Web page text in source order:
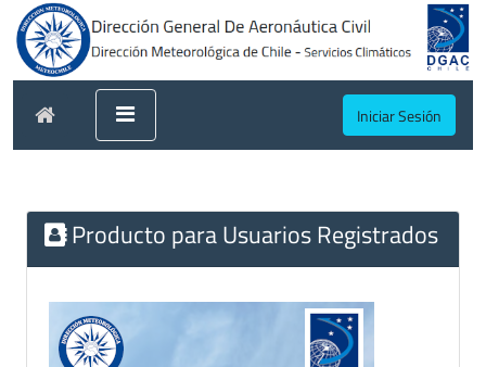
Iniciar Sesión
Producto para Usuarios Registrados